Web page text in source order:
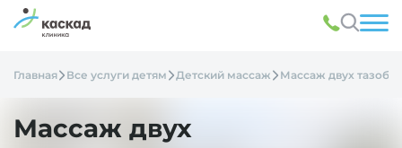
Главная Все услуги детям Детский массаж Массаж двух
Массаж двух